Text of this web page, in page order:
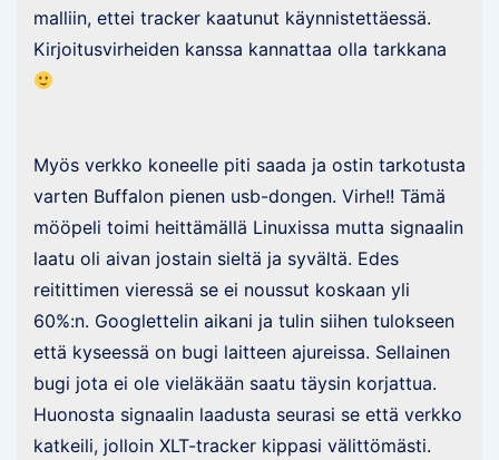
malliin, ettei tracker kaatunut käynnistettäessä.
Kirjoitusvirheiden kanssa kannattaa olla tarkkana
Myös verkko koneelle piti saada ja ostin tarkotusta
varten Buffalon pienen usb-dongen. Virhe!! Tämä
mööpeli toimi heittämällä Linuxissa mutta signaalin
laatu oli aivan jostain sieltä ja syvältä. Edes
reitittimen vieressä se ei noussut koskaan yli
60%:n. Googlettelin aikani ja tulin siihen tulokseen
että kyseessä on bugi laitteen ajureissa. Sellainen
bugi jota ei ole vieläkään saatu täysin korjattua.
Huonosta signaalin laadusta seurasi se että verkko
katkeili, jolloin XLT-tracker kippasi välittömästi.